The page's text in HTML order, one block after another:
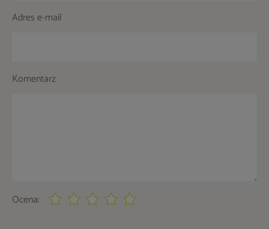
Adres e-mail
Komentarz
Ocena: